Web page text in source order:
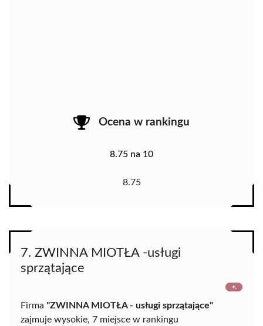
Ocena w rankingu
8.75 na 10
8.75
7. ZWINNA MIOTŁA -usługi
sprzątające
Firma "ZWINNA MIOTŁA - usługi sprzątające"
zajmuje wysokie, 7 miejsce w rankingu